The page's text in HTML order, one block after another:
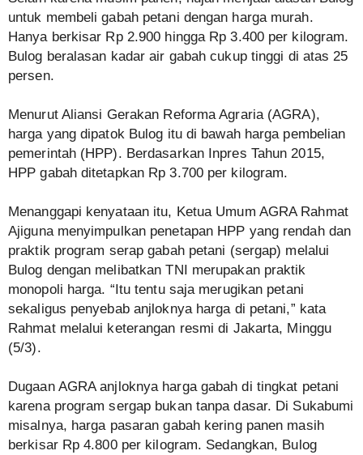
untuk membeli gabah petani dengan harga murah.
Hanya berkisar Rp 2.900 hingga Rp 3.400 per kilogram.
Bulog beralasan kadar air gabah cukup tinggi di atas 25
persen.
Menurut Aliansi Gerakan Reforma Agraria (AGRA),
harga yang dipatok Bulog itu di bawah harga pembelian
pemerintah (HPP). Berdasarkan Inpres Tahun 2015,
HPP gabah ditetapkan Rp 3.700 per kilogram.
Menanggapi kenyataan itu, Ketua Umum AGRA Rahmat
Ajiguna menyimpulkan penetapan HPP yang rendah dan
praktik program serap gabah petani (sergap) melalui
Bulog dengan melibatkan TNI merupakan praktik
monopoli harga. “Itu tentu saja merugikan petani
sekaligus penyebab anjloknya harga di petani,” kata
Rahmat melalui keterangan resmi di Jakarta, Minggu
(5/3).
Dugaan AGRA anjloknya harga gabah di tingkat petani
karena program sergap bukan tanpa dasar. Di Sukabumi
misalnya, harga pasaran gabah kering panen masih
berkisar Rp 4.800 per kilogram. Sedangkan, Bulog